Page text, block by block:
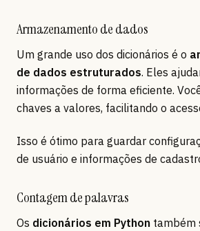
Armazenamento de dados
Um grande uso dos dicionários é o
de dados estruturados. Eles
informações de forma eficiente.
chaves a valores, facilitando o
Isso é ótimo para guardar
de usuário e informações de
Contagem de palavras
Os dicionários em Python também